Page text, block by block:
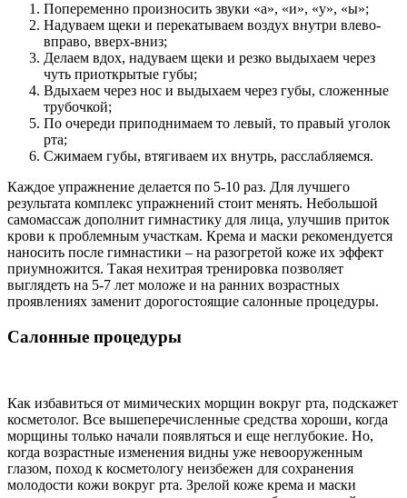
Попеременно произносить звуки «a», «и», «у», «ы»;
Надуваем щеки и перекатываем воздух внутри влево-
вправо, вверх-вниз;
Делаем вдох, надуваем щеки и резко выдыхаем через
чуть приоткрытые губы;
Вдыхаем через нос и выдыхаем через губы, сложенные
трубочкой;
По очереди приподнимаем то левый, то правый уголок
рта;
Сжимаем губы, втягиваем их внутрь, расслабляемся.
Каждое упражнение делается по 5-10 раз. Для лучшего
результата комплекс упражнений стоит менять. Небольшой
самомассаж дополнит гимнастику для лица, улучшив приток
крови к проблемным участкам. Крема и маски рекомендуется
наносить после гимнастики – на разогретой коже их эффект
приумножится. Такая нехитрая тренировка позволяет
выглядеть на 5-7 лет моложе и на ранних возрастных
проявлениях заменит дорогостоящие салонные процедуры.
Салонные процедуры
Как избавиться от мимических морщин вокруг рта, подскажет
косметолог. Все вышеперечисленные средства хороши, когда
морщины только начали появляться и еще неглубокие. Но,
когда возрастные изменения видны уже невооруженным
глазом, поход к косметологу неизбежен для сохранения
молодости кожи вокруг рта. Зрелой коже крема и маски